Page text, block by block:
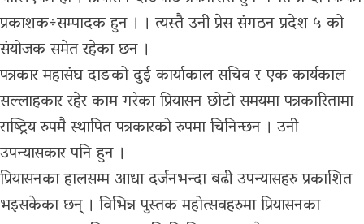
प्रकाशक÷सम्पादक हुन । । त्यस्तै उनी प्रेस संगठन प्रदेश ५ को
संयोजक समेत रहेका छन ।
पत्रकार महासंघ दाङको दुई कार्याकाल सचिव र एक कार्यकाल
सल्लाहकार रहेर काम गरेका प्रियासन छोटो समयमा पत्रकारितामा
राष्ट्रिय रुपमै स्थापित पत्रकारको रुपमा चिनिन्छन । उनी
उपन्यासकार पनि हुन ।
प्रियासनका हालसम्म आधा दर्जनभन्दा बढी उपन्यासहरु प्रकाशित
भइसकेका छन् । विभिन्न पुस्तक महोत्सवहरुमा प्रियासनका